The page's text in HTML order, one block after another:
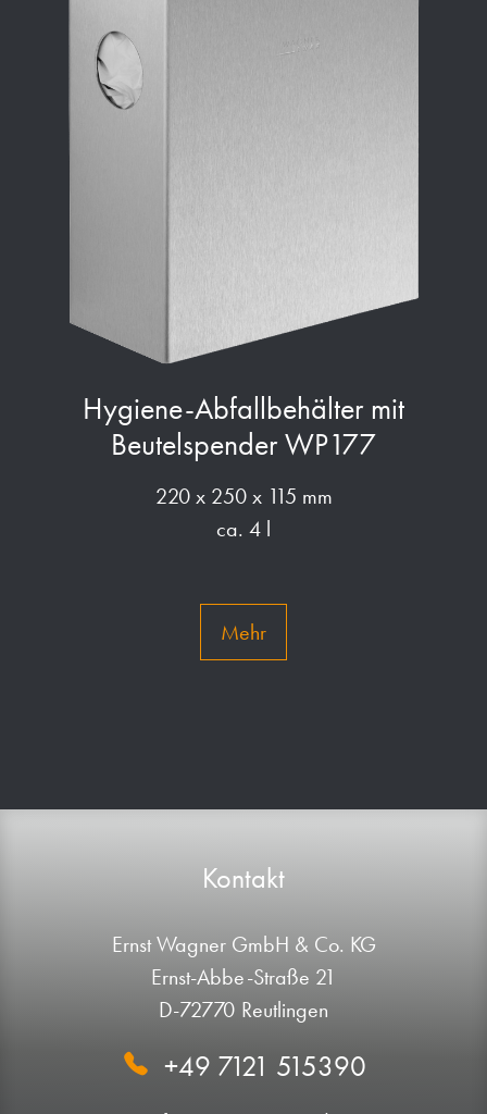
Hygiene-Abfallbehälter mit
Beutelspender WP177
220 x 250 x 115 mm
ca. 4 l
Mehr
Kontakt
Ernst Wagner GmbH & Co. KG
Ernst-Abbe-Straße 21
D-72770 Reutlingen
+49 7121 515390